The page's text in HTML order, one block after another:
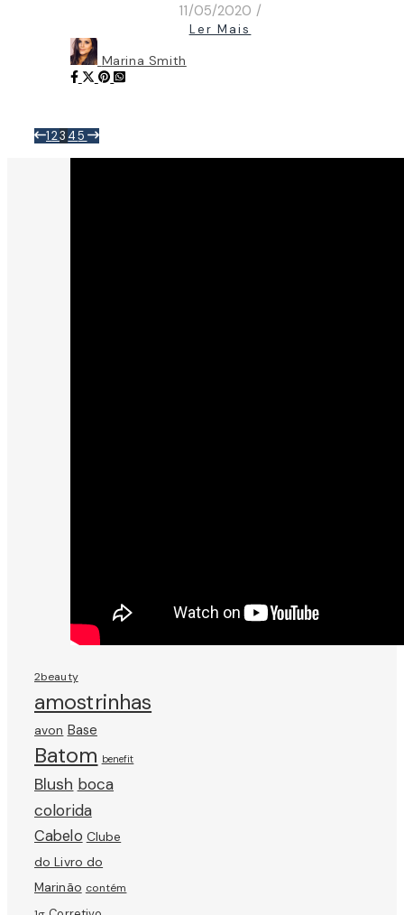
11/05/2020 /
Ler Mais
Marina Smith
123 45
2beauty
amostrinhas
avon Base
Batom benefit
Blush boca
colorida
Cabelo Clube
do Livro do
Marinão contém